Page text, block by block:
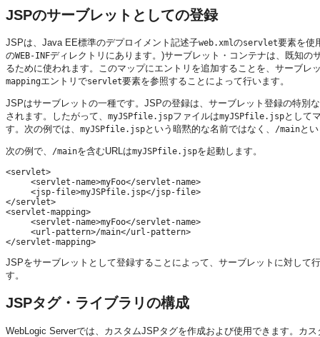
JSPのサーブレットとしての登録
JSPは、Java EE標準のデプロイメント記述子web.xmlのservlet要素を使
のWEB-INFディレクトリにあります。)サーブレット・コンテナは、既知
るために使われます。このマップにエントリを追加することを、サーブ
mappingエントリでservlet要素を参照することによって行います。
JSPはサーブレットの一種です。JSPの登録は、サーブレット登録の特別
されます。したがって、 myJSPfile.jspファイルはmyJSPfile.jspとして
す。次の例では、 myJSPfile.jspという暗黙的な名前ではなく、 /mainと
次の例で、 /mainを含むURLはmyJSPfile.jspを起動します。
<servlet>
     <servlet-name>myFoo</servlet-name>
     <jsp-file>myJSPfile.jsp</jsp-file>
</servlet>
<servlet-mapping>
     <servlet-name>myFoo</servlet-name>
     <url-pattern>/main</url-pattern>
JSPをサーブレットとして登録することによって、サーブレットに対し
す。
JSPタグ・ライブラリの構成
WebLogic Serverでは、カスタムJSPタグを作成および使用できます。カ